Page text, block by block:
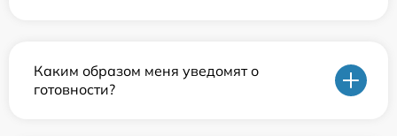
Каким образом меня уведомят о
готовности?